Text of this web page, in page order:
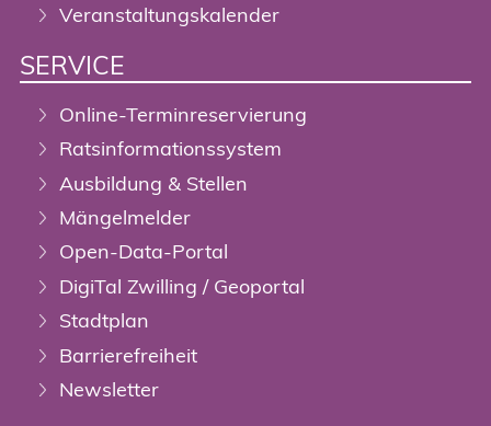
Veranstaltungskalender
SERVICE
Online-Terminreservierung
Ratsinformationssystem
Ausbildung & Stellen
Mängelmelder
Open-Data-Portal
DigiTal Zwilling / Geoportal
Stadtplan
Barrierefreiheit
Newsletter